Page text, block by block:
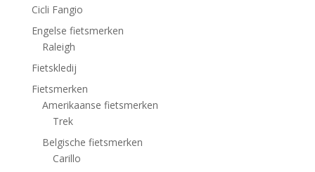
Cicli Fangio
Engelse fietsmerken
Raleigh
Fietskledij
Fietsmerken
Amerikaanse fietsmerken
Trek
Belgische fietsmerken
Carillo